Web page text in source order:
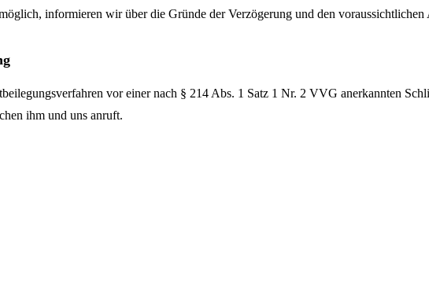
informieren wir über die Gründe der Verzögerung und den voraussichtlichen
vor einer nach § 214 Abs. 1 Satz 1 Nr. 2 VVG anerkannten
ihm und uns anruft.